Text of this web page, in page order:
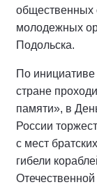
общественных
молодежных
Подольска.
По
стране
памяти», в
России
с мест
гибели